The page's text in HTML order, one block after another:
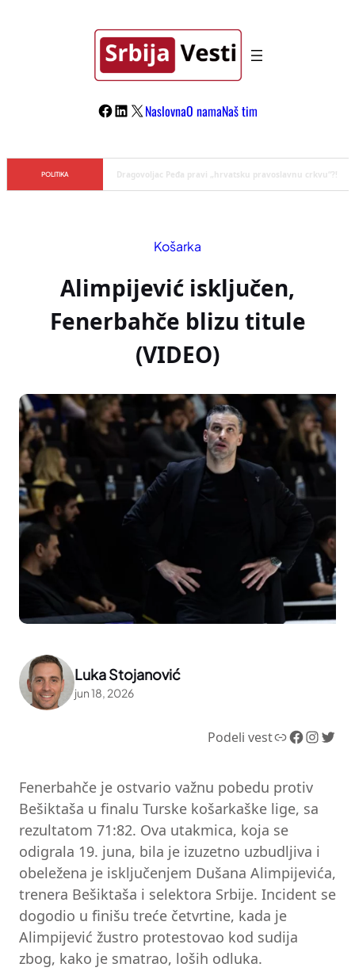
Facebook
LinkedIn
X NaslovnaO namaNaš tim
POLITIKA Đilas/Šolak propaganda uspela u dehumanizaciji Vučića
Košarka
Alimpijević isključen,
Fenerbahče blizu titule
(VIDEO)
Luka Stojanović
jun 18, 2026
Podeli vestLink Facebook InstagramTwitter
Fenerbahče je ostvario važnu pobedu protiv
Bešiktaša u finalu Turske košarkaške lige, sa
rezultatom 71:82. Ova utakmica, koja se
odigrala 19. juna, bila je izuzetno uzbudljiva i
obeležena je isključenjem Dušana Alimpijevića,
trenera Bešiktaša i selektora Srbije. Incident se
dogodio u finišu treće četvrtine, kada je
Alimpijević žustro protestovao kod sudija
zbog, kako je smatrao, loših odluka.